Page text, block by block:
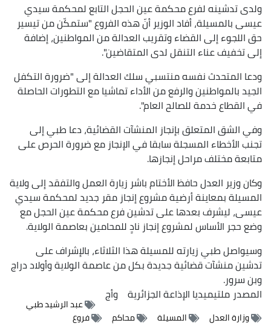
ولدى تدشينه لفرع محكمة عين الحجل التابع لمحكمة سيدي
عيسى بالمسيلة، أفاد الوزير أنّ هذه الفروع "ستمكّن من تيسير
حق اللجوء إلى القضاء وتقريب العدالة من المواطنين، إضافة
إلى تخفيف عناء التنقل لدى المتقاضين".
ودعا المتحدث نفسه منتسبي سلك العدالة إلى "ضرورة التكفل
الجيد بالمواطنين والرفع من الأداء تماشيا مع التطورات الحاصلة
في القطاع خدمة للصالح العام".
وفي الشق المتعلق بإنجاز المنشآت القضائية، دعا طبي إلى
تجنب الأخطاء المسجلة سابقا في الإنجاز مع ضرورة الحرص على
متابعة مختلف مراحل إنجازها.
وكان وزير العدل حافظ الأختام باشر زيارة العمل والتفقد إلى ولاية
المسيلة بمعاينة أرضية مشروع إنجاز مقر جديد لمحكمة سيدي
عيسى، ليشرف بعدها على تدشين فرع محكمة عين الحجل مع
وضع حجر الأساس لمشروع إنجاز نادٍ للمحامين بعاصمة الولاية.
وسيواصل طبي زيارته للمسيلة هذا الثلاثاء، بالإشراف على
تدشين منشآت قضائية جديدة بكل من عاصمة الولاية وأولاد دراج
وبن سرور.
المصدرملتيميديا الإذاعة الجزائرية وأج
عبد الرشيد طبي
وزارة العدل
المسيلة محاكم فروع